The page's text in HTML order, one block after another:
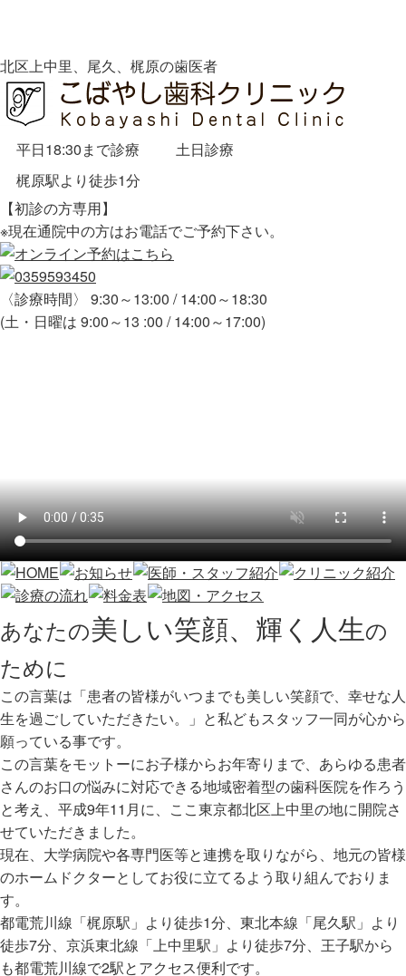
北区上中里、尾久、梶原の歯医者
平日18:30まで診療
土日診療
梶原駅より徒歩1分
【初診の方専用】
※現在通院中の方はお電話でご予約下さい。
〈診療時間〉 9:30～13:00 / 14:00～18:30
(土・日曜は 9:00～13 :00 / 14:00～17:00)
あなたの美しい笑顔、輝く人生の
ために
この言葉は「患者の皆様がいつまでも美しい笑顔で、幸せな人
生を過ごしていただきたい。」と私どもスタッフ一同が心から
願っている事です。
この言葉をモットーにお子様からお年寄りまで、あらゆる患者
さんのお口の悩みに対応できる地域密着型の歯科医院を作ろう
と考え、平成9年11月に、ここ東京都北区上中里の地に開院さ
せていただきました。
現在、大学病院や各専門医等と連携を取りながら、地元の皆様
のホームドクターとしてお役に立てるよう取り組んでおりま
す。
都電荒川線「梶原駅」より徒歩1分、東北本線「尾久駅」より
徒歩7分、京浜東北線「上中里駅」より徒歩7分、王子駅から
も都電荒川線で2駅とアクセス便利です。